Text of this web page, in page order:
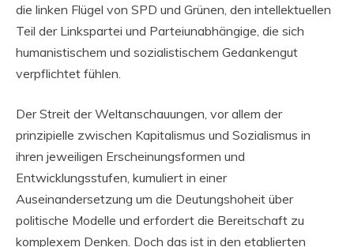
die linken Flügel von SPD und Grünen, den intellektuellen
Teil der Linkspartei und Parteiunabhängige, die sich
humanistischem und sozialistischem Gedankengut
verpflichtet fühlen.
Der Streit der Weltanschauungen, vor allem der
prinzipielle zwischen Kapitalismus und Sozialismus in
ihren jeweiligen Erscheinungsformen und
Entwicklungsstufen, kumuliert in einer
Auseinandersetzung um die Deutungshoheit über
politische Modelle und erfordert die Bereitschaft zu
komplexem Denken. Doch das ist in den etablierten